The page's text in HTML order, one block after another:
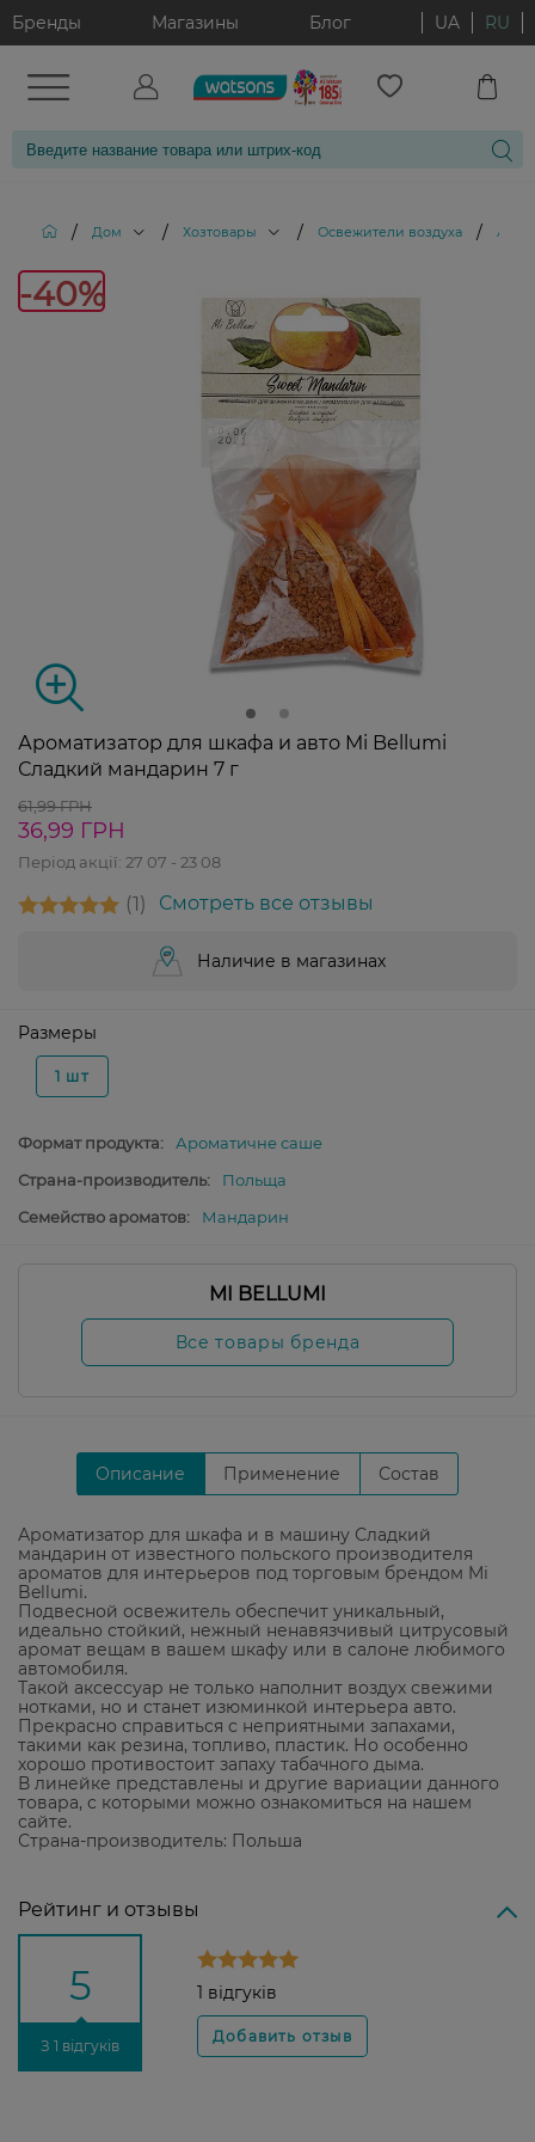
Бренды Магазины Блог UA RU
/ Дом / Хозтовары / Освежители воздуха /
-40%
Ароматизатор для шкафа и авто Mi Bellumi
Сладкий мандарин 7 г
61,99 ГРН
36,99 ГРН
Період акції: 27 07 - 23 08
1 Смотреть все отзывы
Наличие в магазинах
Размеры
1 шт
Формат продукта:
Ароматичне саше
Страна-производитель:
Польща
Семейство ароматов:
Мандарин
MI BELLUMI
Все товары бренда
Описание Применение Состав
Ароматизатор для шкафа и в машину Сладкий
мандарин от известного польского производителя
ароматов для интерьеров под торговым брендом Mi
Bellumi.
Подвесной освежитель обеспечит уникальный,
идеально стойкий, нежный ненавязчивый цитрусовый
аромат вещам в вашем шкафу или в салоне любимого
автомобиля.
Такой аксессуар не только наполнит воздух свежими
нотками, но и станет изюминкой интерьера авто.
Прекрасно справиться с неприятными запахами,
такими как резина, топливо, пластик. Но особенно
хорошо противостоит запаху табачного дыма.
В линейке представлены и другие вариации данного
товара, с которыми можно ознакомиться на нашем
сайте.
Страна-производитель: Польша
Рейтинг и отзывы
5
З 1 відгуків
1 відгуків